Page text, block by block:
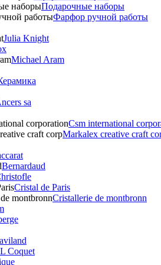
Подарочные наборы
Фарфор ручной работы
Julia Knight
Michael Aram
sa
Csm international
Markalex creative craft
Bernardaud
Cristal de Paris
Cristallerie de montbronn
Coquet